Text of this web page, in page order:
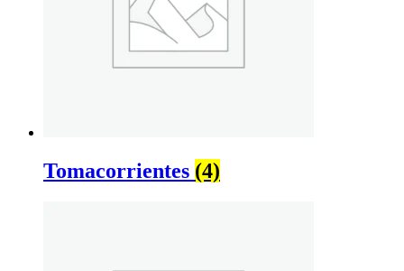
Tomacorrientes (4)